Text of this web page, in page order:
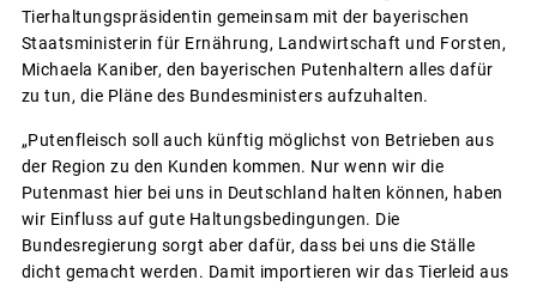
Tierhaltungspräsidentin gemeinsam mit der bayerischen
Staatsministerin für Ernährung, Landwirtschaft und Forsten,
Michaela Kaniber, den bayerischen Putenhaltern alles dafür
zu tun, die Pläne des Bundesministers aufzuhalten.
„Putenfleisch soll auch künftig möglichst von Betrieben aus
der Region zu den Kunden kommen. Nur wenn wir die
Putenmast hier bei uns in Deutschland halten können, haben
wir Einfluss auf gute Haltungsbedingungen. Die
Bundesregierung sorgt aber dafür, dass bei uns die Ställe
dicht gemacht werden. Damit importieren wir das Tierleid aus